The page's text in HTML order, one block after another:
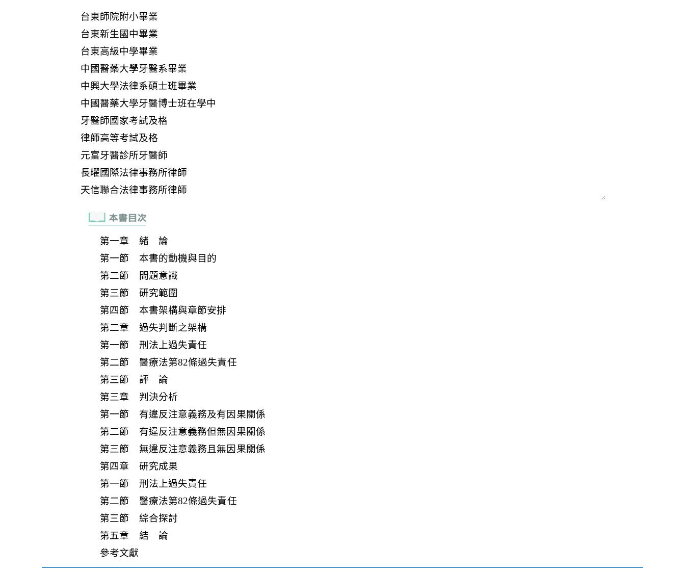
第一章 緒 論
第一節 本書的動機與目的
第二節 問題意識
第三節 研究範圍
第四節 本書架構與章節安排
第二章 過失判斷之架構
第一節 刑法上過失責任
第二節 醫療法第82條過失責任
第三節 評 論
第三章 判決分析
第一節 有違反注意義務及有因果關係
第二節 有違反注意義務但無因果關係
第三節 無違反注意義務且無因果關係
第四章 研究成果
第一節 刑法上過失責任
第二節 醫療法第82條過失責任
第三節 綜合探討
第五章 結 論
參考文獻